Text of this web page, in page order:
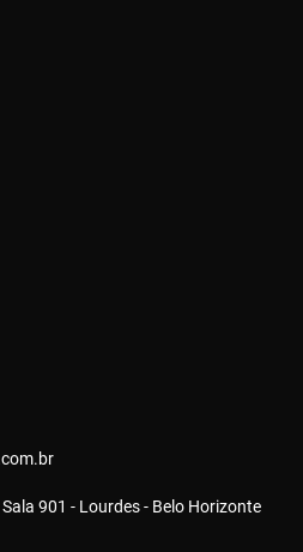
901 - Lourdes - Belo Horizonte